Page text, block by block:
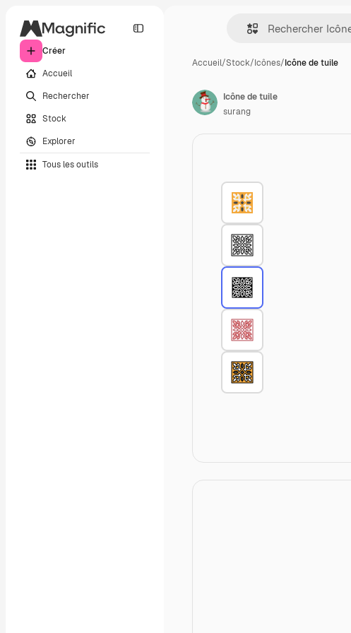
Créer
Accueil
Rechercher
Stock
Explorer
Tous les outils
Accueil/Stock/Icônes/Icône de tuile
Icône de tuile
surang